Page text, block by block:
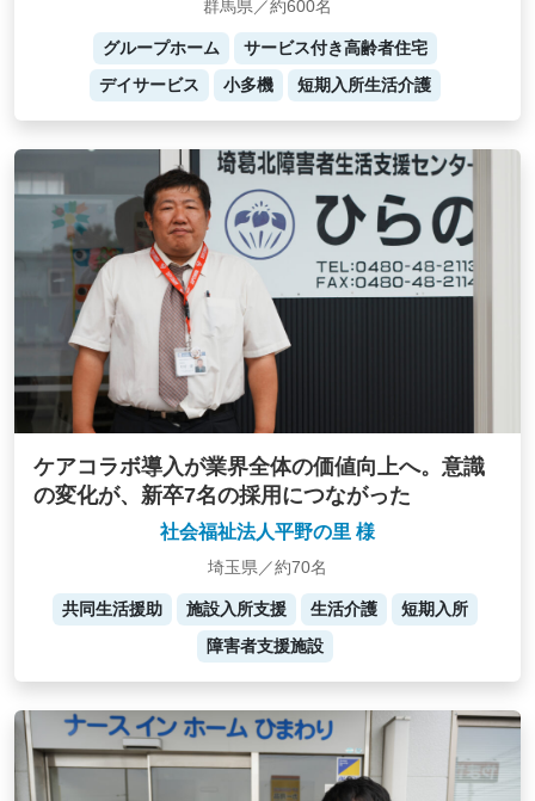
群馬県／約600名
グループホーム
サービス付き高齢者住宅
デイサービス
小多機 短期入所生活介護
ケアコラボ導入が業界全体の価値向上へ。意識
の変化が、新卒7名の採用につながった
社会福祉法人平野の里 様
埼玉県／約70名
共同生活援助 施設入所支援 生活介護
短期入所
障害者支援施設